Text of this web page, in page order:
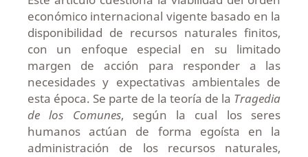
económico internacional vigente basado en la
disponibilidad de recursos naturales finitos,
con un enfoque especial en su limitado
margen de acción para responder a las
necesidades y expectativas ambientales de
esta época. Se parte de la teoría de la Tragedia
de los Comunes, según la cual los seres
humanos actúan de forma egoísta en la
administración de los recursos naturales,